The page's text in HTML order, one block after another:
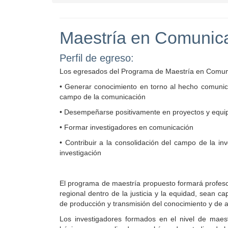
Maestría en
Perfil de egreso:
Los egresados del Programa de Maestría en
• Generar conocimiento en torno al hecho
campo de la comunicación
• Desempeñarse positivamente en proyectos y
• Formar investigadores en comunicación
• Contribuir a la consolidación del campo de la
investigación
El programa de maestría propuesto formará
regional dentro de la justicia y la equidad, sean
de producción y transmisión del conocimiento y de
Los investigadores formados en el nivel de